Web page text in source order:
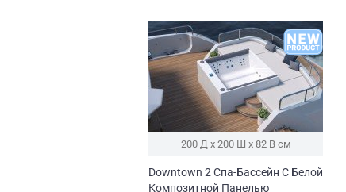
200 Д x 200 Ш x 82 В см
Downtown 2 Спа-Бассейн С Белой
Композитной Панелью